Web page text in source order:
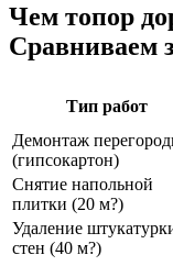
Чем топор
Сравниваем
Тип работ
Демонтаж
(гипсокартон)
Снятие напольной
плитки (20 м?)
Удаление
стен (40 м?)